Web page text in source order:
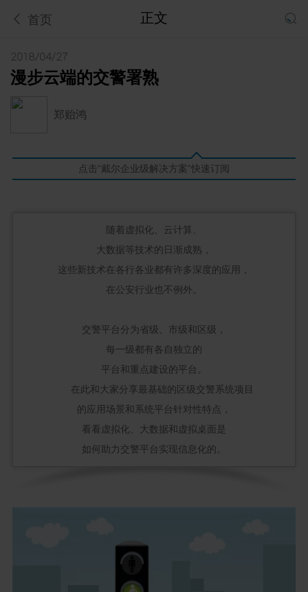
首页 正文
2018/04/27
漫步云端的交警署熟
郑贻鸿
点击“戴尔企业级解决方案”快速订阅
随着虚拟化、云计算、
大数据等技术的日渐成熟，
这些新技术在各行各业都有许多深度的应用，
在公安行业也不例外。
交警平台分为省级、市级和区级，
每一级都有各自独立的
平台和重点建设的平台。
在此和大家分享最基础的区级交警系统项目
的应用场景和系统平台针对性特点，
看看虚拟化、大数据和虚拟桌面是
如何助力交警平台实现信息化的。